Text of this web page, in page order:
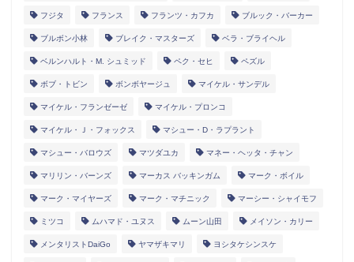
フジタ フランス フランツ・カフカ ブルック・バーカー
ブルボン小林 ブレイク・マスターズ ベラ・ブライヘル
ベルンハルト・M. シュミッド ペク・セヒ ペズル
ボブ・トビン ボンボヤージュ マイケル・サンデル
マイケル・フランゼーゼ マイケル・プロンコ
マイケル・Ｊ・フォックス マシュー・D・ラプラント
マシュー・バロウズ マツダユカ マネー・ヘッタ・チャン
マリリン・バーンズ マーカス バッキンガム マーク・ボイル
マーク・マイヤーズ マーク・マチニック マーシー・シャイモフ
ミツコ ムハマド・ユヌス ムーン山田 メイソン・カリー
メンタリストDaiGo ヤマザキマリ ヨシタケシンスケ